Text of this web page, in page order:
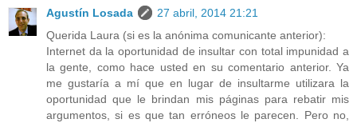
Agustín Losada
27 abril, 2014 21:21
Querida Laura (si es la anónima comunicante anterior):
Internet da la oportunidad de insultar con total impunidad a
la gente, como hace usted en su comentario anterior. Ya
me gustaría a mí que en lugar de insultarme utilizara la
oportunidad que le brindan mis páginas para rebatir mis
argumentos, si es que tan erróneos le parecen. Pero no,